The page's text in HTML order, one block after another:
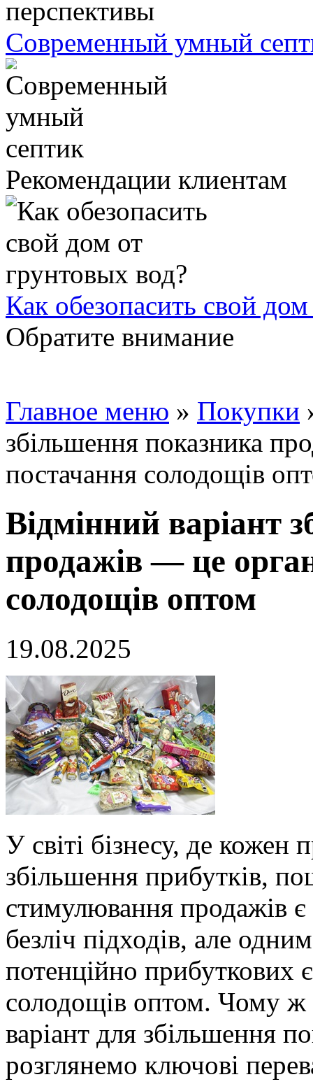
Современный умный
Рекомендации клиентам
Как обезопасить свой
Обратите внимание
Главное меню » Покупки
збільшення показника
постачання солодощів
Відмінний варіант
продажів — це
солодощів оптом
19.08.2025
У світі бізнесу, де кожен
збільшення прибутків,
стимулювання продажів
безліч підходів, але
потенційно прибуткових
солодощів оптом. Чому ж
варіант для збільшення
розглянемо ключові